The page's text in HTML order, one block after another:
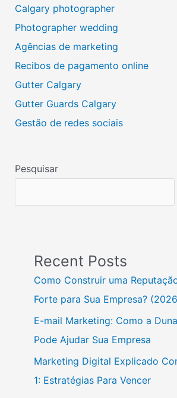
Calgary photographer
Photographer wedding
Agências de marketing
Recibos de pagamento online
Gutter Calgary
Gutter Guards Calgary
Gestão de redes sociais
Pesquisar
Recent Posts
Como Construir uma
Forte para Sua Empresa?
E-mail Marketing: Como a
Pode Ajudar Sua Empresa
Marketing Digital Explicado
1: Estratégias Para Vencer